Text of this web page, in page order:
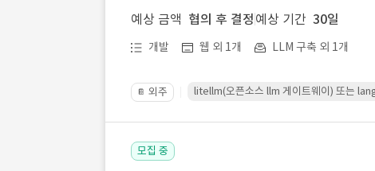
예상 금액 협의 후 결정 예상 기간 30일
개발 웹 외 1개 LLM 구축 외 1개
📔 외주 litellm(오픈소스 llm 게이트웨이) 또는
모집 중